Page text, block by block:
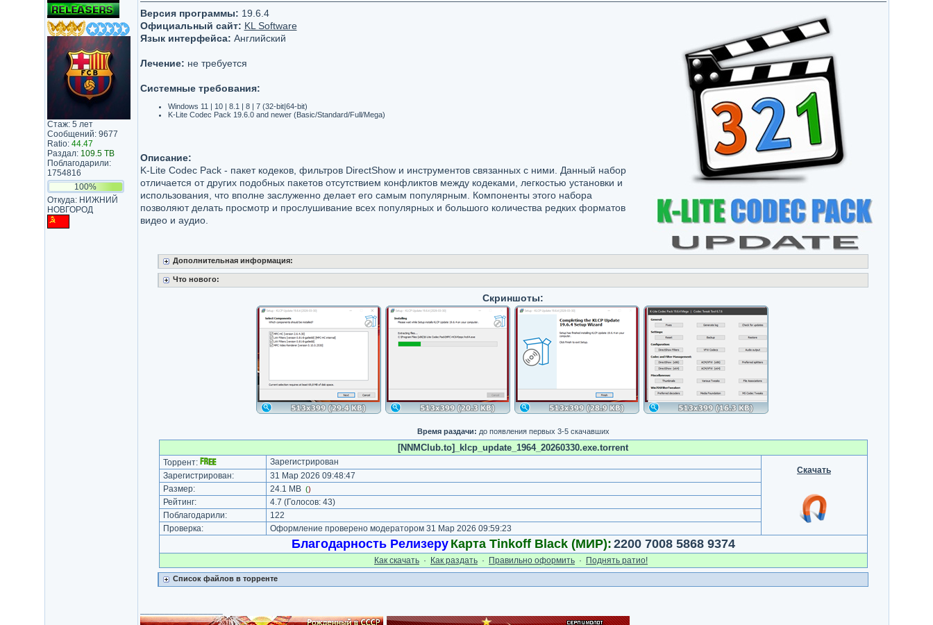
Стаж: 5 лет
Сообщений: 9677
Ratio: 44.47
Раздал: 109.5 TB
Поблагодарили:
1754816
100%
Откуда: НИЖНИЙ
НОВГОРОД
Версия программы: 19.6.4
Официальный сайт: KL Software
Язык интерфейса: Английский
Лечение: не требуется
Системные требования:
Windows 11 | 10 | 8.1 | 8 | 7 (32-bit|64-bit)
K-Lite Codec Pack 19.6.0 and newer (Basic/Standard/Full/Mega)
Описание:
K-Lite Codec Pack - пакет кодеков, фильтров DirectShow и инструментов связанных с ними. Данный набор
отличается от других подобных пакетов отсутствием конфликтов между кодеками, легкостью установки и
использования, что вполне заслуженно делает его самым популярным. Компоненты этого набора
позволяют делать просмотр и прослушивание всех популярных и большого количества редких форматов
видео и аудио.
Дополнительная информация:
Что нового:
Скриншоты:
Время раздачи: до появления первых 3-5 скачавших
[NNMClub.to]_klcp_update_1964_20260330.exe.torrent
Торрент:
Зарегистрирован
Скачать
Зарегистрирован:
31 Мар 2026 09:48:47
Размер:
24.1 MB ()
Рейтинг: 4.7 (Голосов: 43)
Поблагодарили:
122
Проверка:
Оформление проверено модератором 31 Мар 2026 09:59:23
Благодарность Релизеру Карта Tinkoff Black (МИР): 2200 7008 5868 9374
Как cкачать · Как раздать · Правильно оформить · Поднять ратио!
Список файлов в торренте